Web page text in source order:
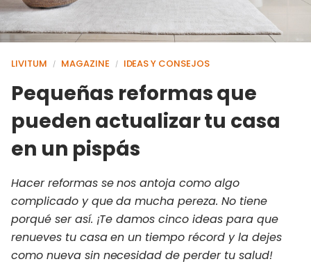
LIVITUM / MAGAZINE / IDEAS Y CONSEJOS
Pequeñas reformas que
pueden actualizar tu casa
en un pispás
Hacer reformas se nos antoja como algo
complicado y que da mucha pereza. No tiene
porqué ser así. ¡Te damos cinco ideas para que
renueves tu casa en un tiempo récord y la dejes
como nueva sin necesidad de perder tu salud!